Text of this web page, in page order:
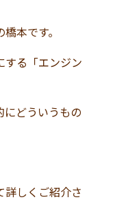
本です。
する「エンジン
にどういうもの
詳しくご紹介さ